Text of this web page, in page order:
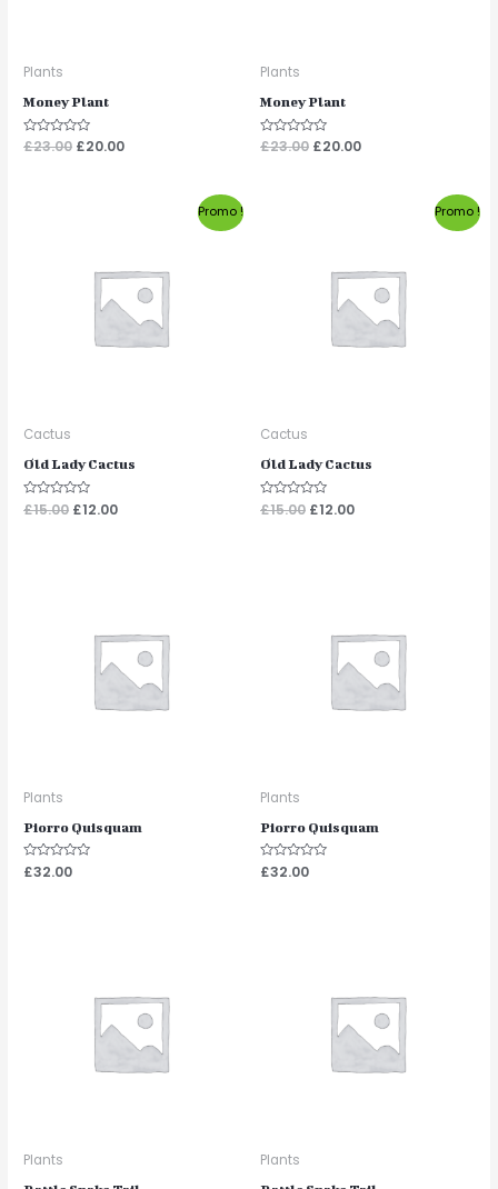
Plants
Money Plant
Note
0
£23.00 £20.00
Plants
Money Plant
Note
0
£23.00 £20.00
Promo !
Cactus
Old Lady Cactus
Note
0
£15.00 £12.00
Promo !
Cactus
Old Lady Cactus
Note
0
£15.00 £12.00
Plants
Piorro Quisquam
Note
0
£32.00
Plants
Piorro Quisquam
Note
0
£32.00
Plants Plants